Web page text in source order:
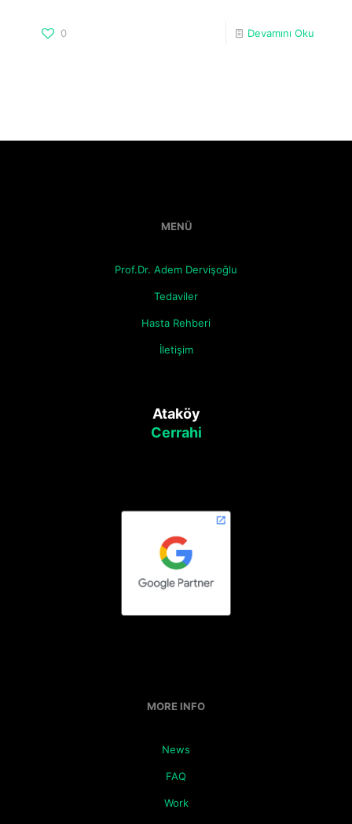
0 Devamını Oku
MENÜ
Prof.Dr. Adem Dervişoğlu
Tedaviler
Hasta Rehberi
İletişim
Ataköy
Cerrahi
MORE INFO
News
FAQ
Work